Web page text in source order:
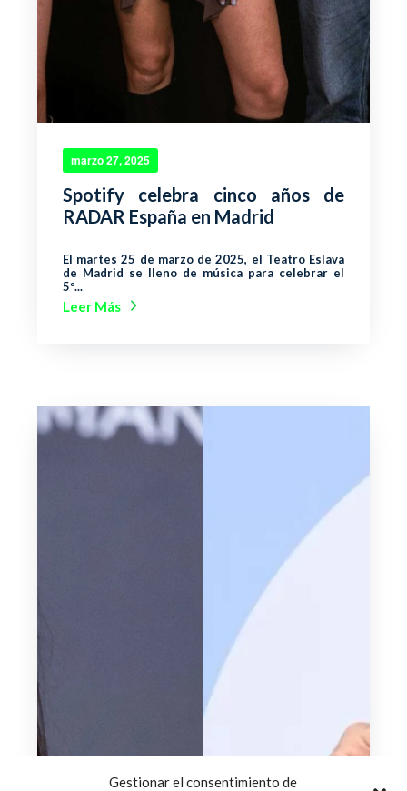
Gestionar el consentimiento de
marzo 27, 2025
Spotify celebra cinco años de
RADAR España en Madrid
El martes 25 de marzo de 2025, el Teatro Eslava
de Madrid se lleno de música para celebrar el
5º...
Leer Más